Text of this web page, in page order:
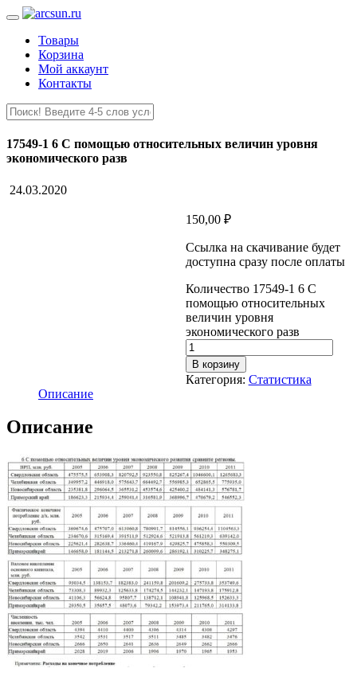
Товары
Корзина
Мой аккаунт
Контакты
17549-1 6 С помощью относительных величин уровня
экономического разв
24.03.2020
150,00 ₽
Ссылка на скачивание будет
доступна сразу после оплаты
Количество 17549-1 6 С
помощью относительных
величин уровня
экономического разв
В корзину
Категория: Статистика
Описание
Описание